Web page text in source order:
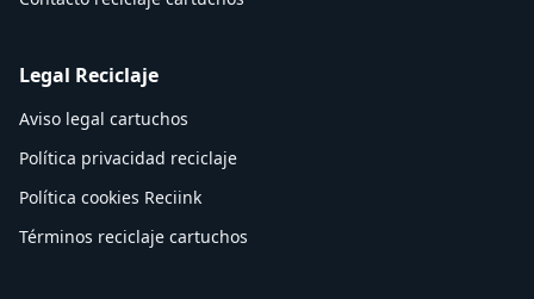
Legal Reciclaje
Aviso legal cartuchos
Política privacidad reciclaje
Política cookies Reciink
Términos reciclaje cartuchos